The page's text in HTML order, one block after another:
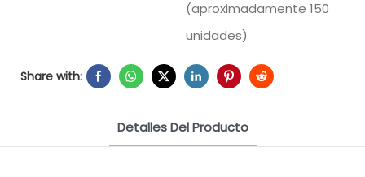
(aproximadamente 150
unidades)
Share with:
Detalles Del Producto